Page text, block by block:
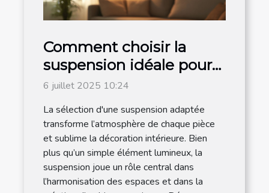
Comment choisir la
suspension idéale pour
chaque espace de votre
maison ?
6 juillet 2025 10:24
La sélection d'une suspension adaptée
transforme l’atmosphère de chaque pièce
et sublime la décoration intérieure. Bien
plus qu’un simple élément lumineux, la
suspension joue un rôle central dans
l’harmonisation des espaces et dans la